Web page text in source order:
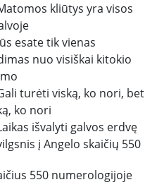
kliūtys yra visos
esate tik vienas
nuo visiškai kitokio
turėti viską, ko nori, bet
ko nori
išvalyti galvos erdvę
į Angelo skaičių 550
550 numerologijoje